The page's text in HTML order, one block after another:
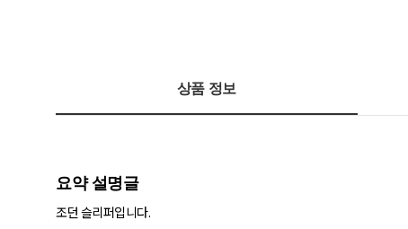
상품 정보
요약 설명글
조던 슬리퍼입니다.